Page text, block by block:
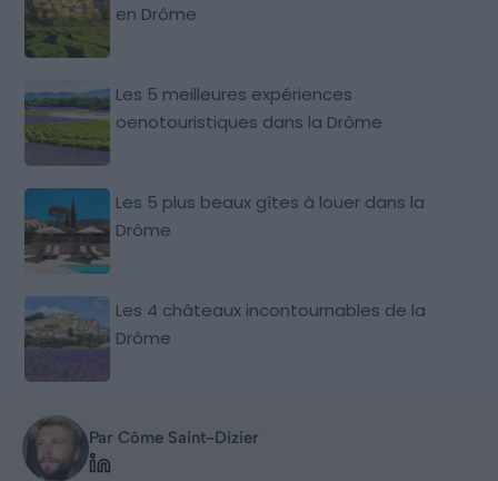
en Drôme
Les 5 meilleures expériences
oenotouristiques dans la Drôme
Les 5 plus beaux gîtes à louer dans la
Drôme
Les 4 châteaux incontournables de la
Drôme
Par Côme Saint-Dizier